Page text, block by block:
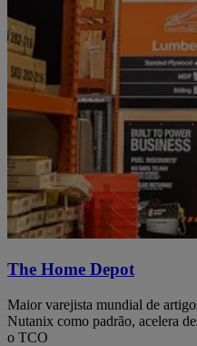
The Home Depot
Maior varejista mundial de
Nutanix como padrão, acelera
o TCO